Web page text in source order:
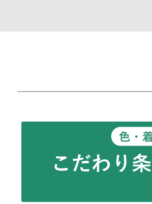
■カラーから探す
Lサイズ（23.5cm-25.0cm）